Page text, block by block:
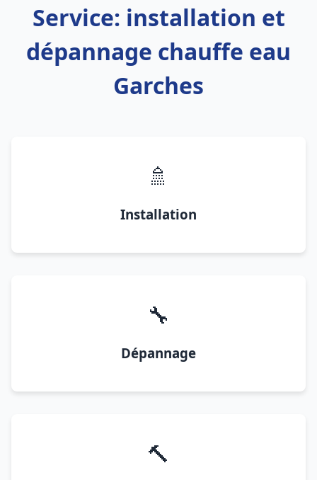
Service: installation et
dépannage chauffe eau
Garches
🚿
Installation
🔧
Dépannage
🔨